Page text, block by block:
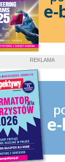
REKLAMA